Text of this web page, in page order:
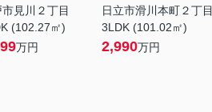
見川２丁目
(102.27㎡)
万円
日立市滑川本町２丁目
3LDK (101.02㎡)
2,990万円